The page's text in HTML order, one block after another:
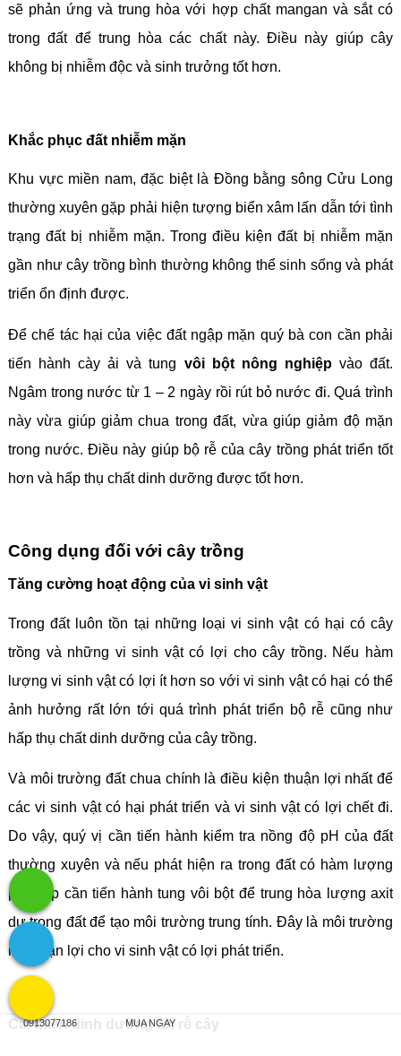
sẽ phản ứng và trung hòa với hợp chất mangan và sắt có
trong đất để trung hòa các chất này. Điều này giúp cây
không bị nhiễm độc và sinh trưởng tốt hơn.
Khắc phục đất nhiễm mặn
Khu vực miền nam, đặc biệt là Đồng bằng sông Cửu Long
thường xuyên gặp phải hiện tượng biển xâm lấn dẫn tới tình
trạng đất bị nhiễm mặn. Trong điều kiện đất bị nhiễm mặn
gần như cây trồng bình thường không thể sinh sống và phát
triển ổn định được.
Để chế tác hại của việc đất ngập mặn quý bà con cần phải
tiến hành cày ải và tung vôi bột nông nghiệpvào đất.
Ngâm trong nước từ 1 – 2 ngày rồi rút bỏ nước đi. Quá trình
này vừa giúp giảm chua trong đất, vừa giúp giảm độ mặn
trong nước. Điều này giúp bộ rễ của cây trồng phát triển tốt
hơn và hấp thụ chất dinh dưỡng được tốt hơn.
Công dụng đối với cây trồng
Tăng cường hoạt động của vi sinh vật
Trong đất luôn tồn tại những loại vi sinh vật có hại có cây
trồng và những vi sinh vật có lợi cho cây trồng. Nếu hàm
lượng vi sinh vật có lợi ít hơn so với vi sinh vật có hại có thể
ảnh hưởng rất lớn tới quá trình phát triển bộ rễ cũng như
hấp thụ chất dinh dưỡng của cây trồng.
Và môi trường đất chua chính là điều kiện thuận lợi nhất để
các vi sinh vật có hại phát triển và vi sinh vật có lợi chết đi.
Do vậy, quý vị cần tiến hành kiểm tra nồng độ pH của đất
thường xuyên và nếu phát hiện ra trong đất có hàm lượng
pH thấp cần tiến hành tung vôi bột để trung hòa lượng axit
dư trong đất để tạo môi trường trung tính. Đây là môi trường
rất thuận lợi cho vi sinh vật có lợi phát triển.
Cải thiện dinh dưỡng tới rễ cây
0913077186 MUA NGAY